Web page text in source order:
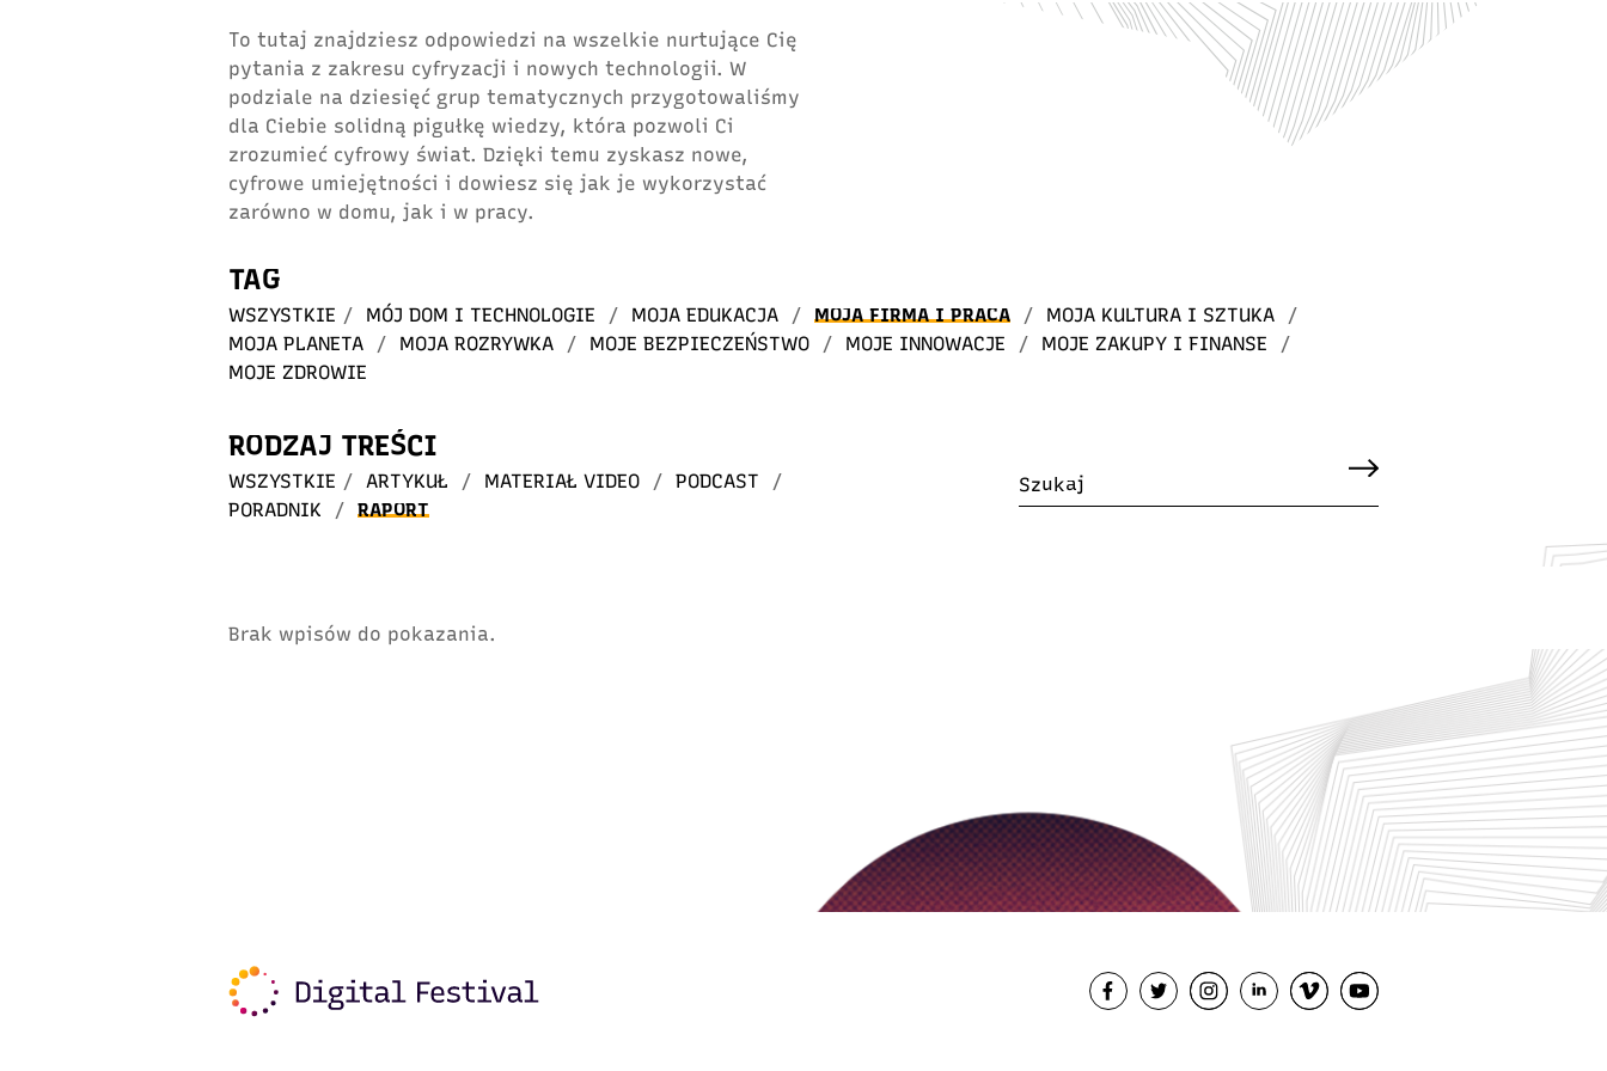
To tutaj znajdziesz odpowiedzi na wszelkie nurtujące Cię
pytania z zakresu cyfryzacji i nowych technologii. W
podziale na dziesięć grup tematycznych przygotowaliśmy
dla Ciebie solidną pigułkę wiedzy, która pozwoli Ci
zrozumieć cyfrowy świat. Dzięki temu zyskasz nowe,
cyfrowe umiejętności i dowiesz się jak je wykorzystać
zarówno w domu, jak i w pracy.
TAG
WSZYSTKIE / MÓJ DOM I TECHNOLOGIE / MOJA EDUKACJA / MOJA FIRMA I PRACA / MOJA KULTURA I SZTUKA
/
MOJA PLANETA
/ MOJA ROZRYWKA / MOJE BEZPIECZEŃSTWO / MOJE INNOWACJE / MOJE ZAKUPY I FINANSE
/
MOJE ZDROWIE
RODZAJ TREŚCI
WSZYSTKIE / ARTYKUŁ / MATERIAŁ VIDEO / PODCAST
/
PORADNIK
/ RAPORT
Brak wpisów do pokazania.